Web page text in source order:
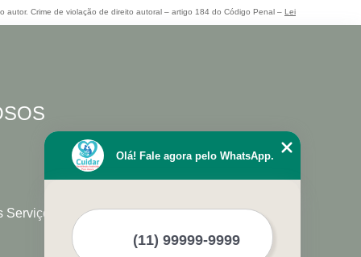
Crime de violação de direito autoral – artigo 184 do Código Penal – Lei
Serviços
Olá! Fale agora pelo WhatsApp.